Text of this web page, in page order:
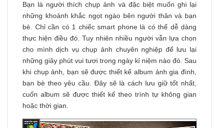
Bạn là người thích chụp ảnh và đặc biệt muốn ghi lại
những khoảnh khắc ngọt ngào bên người thân và bạn
bè. Chỉ cần có 1 chiếc smart phone là có thể dễ dàng
thực hiện điều đó. Tuy nhiên nhiều người vẫn lựa chọn
cho mình dịch vụ chụp ảnh chuyên nghiệp để lưu lại
những giây phút vui tươi trong ngày kỉ niệm nào đó. Sau
khi chụp ảnh, bạn sẽ được thiết kế album ảnh gia đình,
bạn bè theo yêu cầu. Đây sẽ là cách lưu giữ tốt nhất,
cuốn album sẽ được thiết kế theo trình tự không gian
hoặc thời gian.